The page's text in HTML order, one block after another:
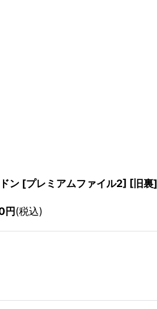
ドン [プレミアムファイル2] [旧裏]
円(税込)